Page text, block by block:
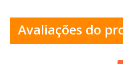
Avaliações do